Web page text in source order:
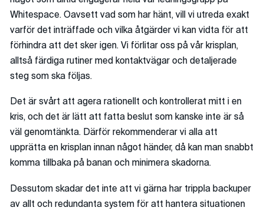
Whitespace. Oavsett vad som har hänt, vill vi utreda exakt
varför det inträffade och vilka åtgärder vi kan vidta för att
förhindra att det sker igen. Vi förlitar oss på vår krisplan,
alltså färdiga rutiner med kontaktvägar och detaljerade
steg som ska följas.
Det är svårt att agera rationellt och kontrollerat mitt i en
kris, och det är lätt att fatta beslut som kanske inte är så
väl genomtänkta. Därför rekommenderar vi alla att
upprätta en krisplan innan något händer, då kan man snabbt
komma tillbaka på banan och minimera skadorna.
Dessutom skadar det inte att vi gärna har trippla backuper
av allt och redundanta system för att hantera situationen